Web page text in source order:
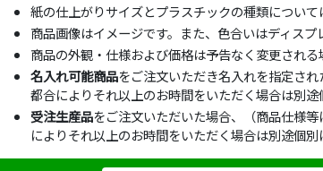
紙の仕上がりサイズとプラスチックの種類について
商品画像はイメージです。また、色合いはディス
商品の外観・仕様および価格は予告なく変更される
名入れ可能商品をご注文いただき名入れを指定さ
都合によりそれ以上のお時間をいただく場合は別途
受注生産品をご注文いただいた場合、（商品仕様
によりそれ以上のお時間をいただく場合は別途個別